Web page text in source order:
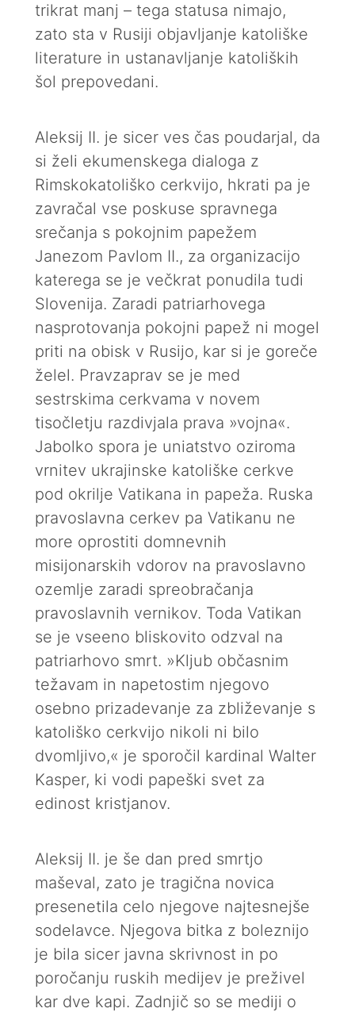
trikrat manj – tega statusa nimajo,
zato sta v Rusiji objavljanje katoliške
literature in ustanavljanje katoliških
šol prepovedani.
Aleksij II. je sicer ves čas poudarjal, da
si želi ekumenskega dialoga z
Rimskokatoliško cerkvijo, hkrati pa je
zavračal vse poskuse spravnega
srečanja s pokojnim papežem
Janezom Pavlom II., za organizacijo
katerega se je večkrat ponudila tudi
Slovenija. Zaradi patriarhovega
nasprotovanja pokojni papež ni mogel
priti na obisk v Rusijo, kar si je goreče
želel. Pravzaprav se je med
sestrskima cerkvama v novem
tisočletju razdivjala prava »vojna«.
Jabolko spora je uniatstvo oziroma
vrnitev ukrajinske katoliške cerkve
pod okrilje Vatikana in papeža. Ruska
pravoslavna cerkev pa Vatikanu ne
more oprostiti domnevnih
misijonarskih vdorov na pravoslavno
ozemlje zaradi spreobračanja
pravoslavnih vernikov. Toda Vatikan
se je vseeno bliskovito odzval na
patriarhovo smrt. »Kljub občasnim
težavam in napetostim njegovo
osebno prizadevanje za zbliževanje s
katoliško cerkvijo nikoli ni bilo
dvomljivo,« je sporočil kardinal Walter
Kasper, ki vodi papeški svet za
edinost kristjanov.
Aleksij II. je še dan pred smrtjo
maševal, zato je tragična novica
presenetila celo njegove najtesnejše
sodelavce. Njegova bitka z boleznijo
je bila sicer javna skrivnost in po
poročanju ruskih medijev je preživel
kar dve kapi. Zadnjič so se mediji o